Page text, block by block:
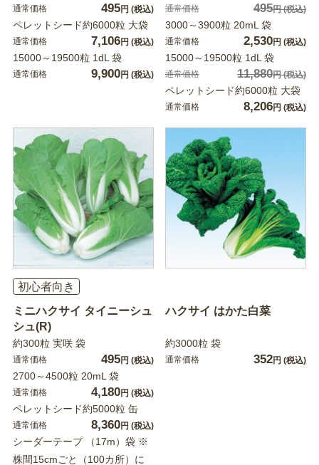
通常価格 495円 (税込)
ペレットシード約6000粒 大袋
通常価格 7,106円 (税込)
15000～19500粒 1dL 袋
通常価格 9,900円 (税込)
通常価格 495円(税込)
3000～3900粒 20mL 袋
通常価格 2,530円 (税込)
15000～19500粒 1dL 袋
通常価格 11,880円(税込)
ペレットシード約6000粒 大袋
通常価格 8,206円 (税込)
初心者向き
ミニハクサイ タイニーシュ
シュ(R)
約300粒 実咲 袋
通常価格 495円 (税込)
2700～4500粒 20mL 袋
通常価格 4,180円 (税込)
ペレットシード約5000粒 缶
通常価格 8,360円 (税込)
シーダーテープ （17m）袋 ※
株間15cmごと（100カ所）に
ハクサイ はかた白菜
約3000粒 袋
通常価格 352円 (税込)